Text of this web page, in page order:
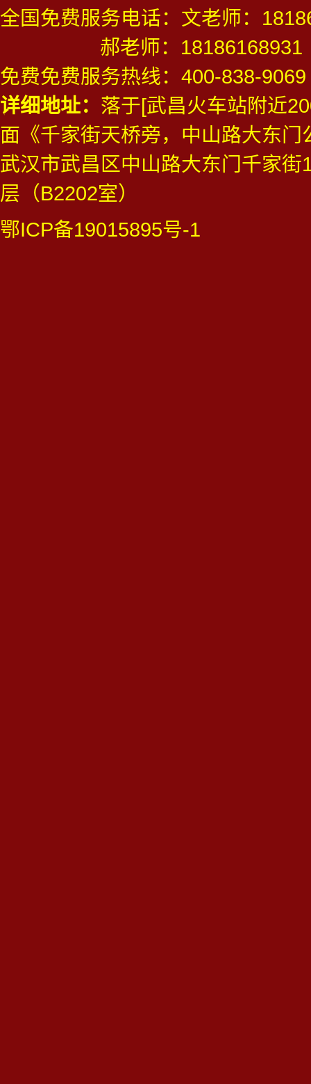
全国免费服务电话：文老师：
郝老师：18186168931
免费免费服务热线： 400-838-9069
详细地址： 落于[武昌火车站附近
面《千家街天桥旁，中山路大东门
武汉市武昌区中山路大东门千家街
层（B2202室）
鄂ICP备19015895号-1